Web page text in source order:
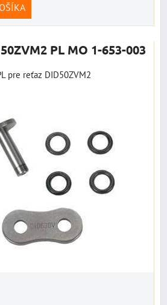
PL MO 1-653-003
pre reťaz DID50ZVM2